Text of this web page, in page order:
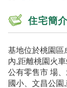
住宅簡
基地位於桃園區
內,距離桃園火
公有零售市 場
國小、文昌公